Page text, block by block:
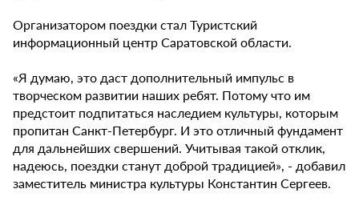
Организатором поездки стал Туристский
информационный центр Саратовской области.
«Я думаю, это даст дополнительный импульс в
творческом развитии наших ребят. Потому что им
предстоит подпитаться наследием культуры, которым
пропитан Санкт-Петербург. И это отличный фундамент
для дальнейших свершений. Учитывая такой отклик,
надеюсь, поездки станут доброй традицией», - добавил
заместитель министра культуры Константин Сергеев.